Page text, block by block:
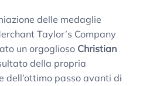
delle medaglie
Taylor’s Company
un orgoglioso Christian
della propria
dell’ottimo passo avanti di